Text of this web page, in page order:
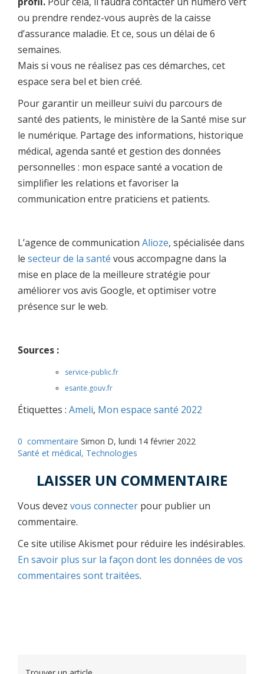
ou prendre rendez-vous auprès de la caisse
d’assurance maladie. Et ce, sous un délai de 6
semaines.
Mais si vous ne réalisez pas ces démarches, cet
espace sera bel et bien créé.
Pour garantir un meilleur suivi du parcours de
santé des patients, le ministère de la Santé mise sur
le numérique. Partage des informations, historique
médical, agenda santé et gestion des données
personnelles : mon espace santé a vocation de
simplifier les relations et favoriser la
communication entre praticiens et patients.
L’agence de communication Alioze, spécialisée dans
le secteur de la santé vous accompagne dans la
mise en place de la meilleure stratégie pour
améliorer vos avis Google, et optimiser votre
présence sur le web.
Sources :
service-public.fr
esante.gouv.fr
Étiquettes : Ameli, Mon espace santé 2022
0 commentaire Simon D, lundi 14 février 2022
Santé et médical, Technologies
LAISSER UN COMMENTAIRE
Vous devez vous connecter pour publier un
commentaire.
Ce site utilise Akismet pour réduire les indésirables.
En savoir plus sur la façon dont les données de vos
commentaires sont traitées.